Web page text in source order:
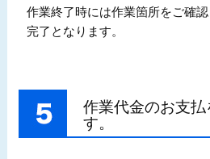
作業終了時には作業箇所をご確
完了となります。
作業代金のお支
す。